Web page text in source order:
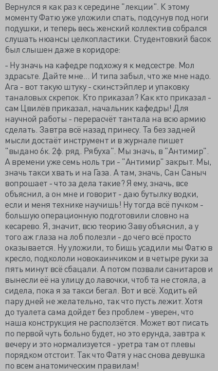
Вернулся я как раз к середине "лекции". К этому
моменту Фатю уже уложили спать, подсунув под ноги
подушки, и теперь весь женский коллектив собрался
слушать нюансы целкопластики. Студентовкий басок
был слышен даже в коридоре:
- Ну значь на кафедре подхожу я к медсестре. Мол
здрасьте. Дайте мне... И типа забыл, что же мне надо.
Ага - вот такую штуку - скинстэйплер и упаковку
таналовых скрепок. Кто приказал? Как кто приказал -
сам Цвилёв приказал, начальник кафедры! Для
научной работы - перерасчёт тантала на всю армию
сделать. Завтра всё назад принесу. Та без задней
мысли достаёт инструмент и в журнале пишет
"выдано 6к. 2ф. ряд. Рябуха". Мы значь, в "Антимир".
А времени уже семь ноль три - "Антимир" закрыт. Мы,
значь такси хвать и на Газа. А там, значь, Сан Саныч
вопрошает - что за дела такие? Я ему, значь, все
объяснил, а он мне и говорит - даю бутылку водки,
если и меня технике научишь! Ну тогда всё пучком -
большую операционную подготовили словно на
кесарево. Я, значит, всю теорию Заву объяснил, а у
того аж глаза на лоб полезли - до чего всё просто
оказывается. Ну уложили, то бишь усадили мы Фатю в
кресло, подкололи новокаинчиком и в четыре руки за
пять минут всё сбацали. А потом позвали санитаров и
вынесли её на улицу до лавочки, чтоб та не стояла, а
сидела, пока я за такси бегал. Вот и всё. Ходить ей
пару дней не желательно, так что пусть лежит. Хотя
до туалета сама дойдет без проблем - уверен, что
наша конструкция не расползётся. Может вот писать
по первой чуть больно будет, но это ерунда, завтра к
вечеру и это нормализуется - уретра там от плевы
порядком отстоит. Так что Фатя у нас снова девушка
по всем анатомическим правилам!